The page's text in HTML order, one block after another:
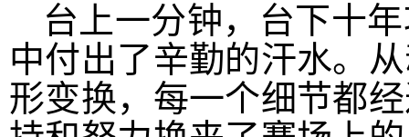
台上一分钟，台下十
中付出了辛勤的汗水。
形变换，每一个细节都